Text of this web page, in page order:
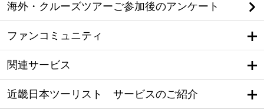
海外・クルーズツアーご参加後のアンケート
ファンコミュニティ
関連サービス
近畿日本ツーリスト サービスのご紹介